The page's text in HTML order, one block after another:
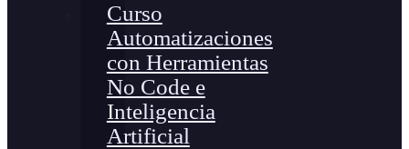
Curso
Automatizaciones
con Herramientas
No Code e
Inteligencia
Artificial